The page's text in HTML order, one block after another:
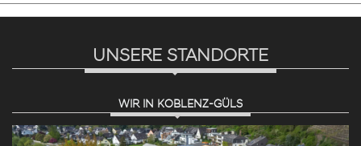
UNSERE STANDORTE
WIR IN KOBLENZ-GÜLS